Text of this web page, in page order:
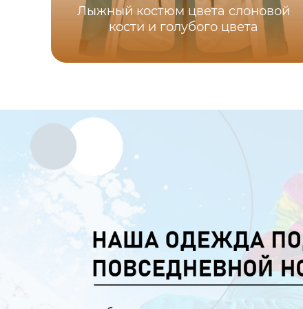
Лыжный костюм цвета слоновой
кости и голубого цвета